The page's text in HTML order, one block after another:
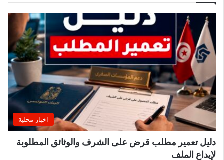
س
ا
ت
ج
د
ة
ب
اخبار محلية
دليل تعمير مطلب قرض على الشرف والوثائق المطلوبة
لإيداع الملف